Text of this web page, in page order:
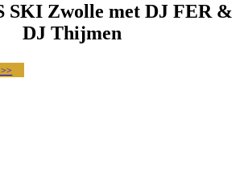
SKI Zwolle met DJ FER &
DJ Thijmen